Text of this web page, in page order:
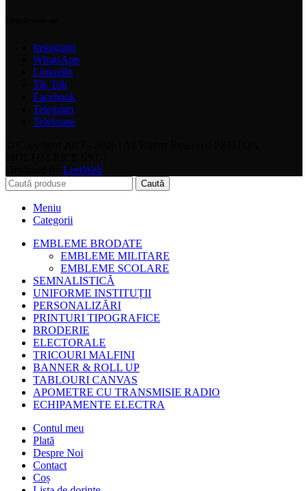
Instagram
WhatsApp
LinkedIn
Tik Tok
Facebook
Telegram
Telefoane
LeetWeb
Caută
Meniu
Categorii
EMBLEME BRODATE
EMBLEME MILITARE
EMBLEME SCOLARE
SEMNALISTICĂ
UNIFORME INSTITUȚII
PERSONALIZĂRI
PRINTURI TIPOGRAFICE
BRODERIE
ELECTORALE
TRICOURI MALFINI
BANNER & ROLL UP
TABLOURI CANVAS
APOMETRE CU TRANSMISIE RADIO
ECHIPAMENTE ELECTRA
Contul meu
Plată
Despre Noi
Contact
Coș